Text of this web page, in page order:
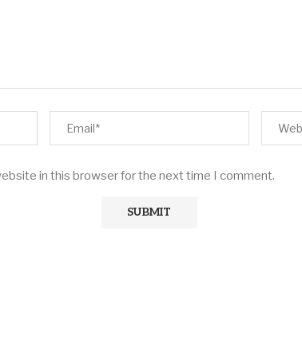
in this browser for the next time I comment.